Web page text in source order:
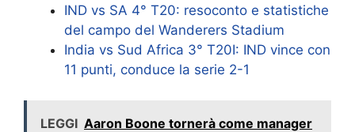
IND vs SA 4° T20: resoconto e statistiche
del campo del Wanderers Stadium
India vs Sud Africa 3° T20I: IND vince con
11 punti, conduce la serie 2-1
LEGGI Aaron Boone tornerà come manager